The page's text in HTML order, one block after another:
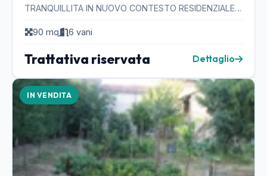
TRANQUILLITA IN NUOVO CONTESTO RESIDENZIALE
APPARTAMENTO DI RECENTE COSTRUZIONE ABITATO
DAL 2008:LUMINOSO E BEN ...
90 mq 6 vani
Trattativa riservata Dettaglio
IN VENDITA